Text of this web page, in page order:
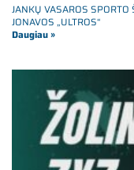
JANKŲ VASAROS SPORTO
JONAVOS „ULTROS“
Daugiau »